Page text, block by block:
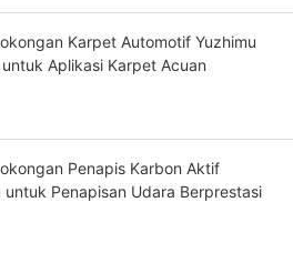
Karpet Automotif Yuzhimu
Aplikasi Karpet Acuan
Penapis Karbon Aktif
untuk Penapisan Udara Berprestasi